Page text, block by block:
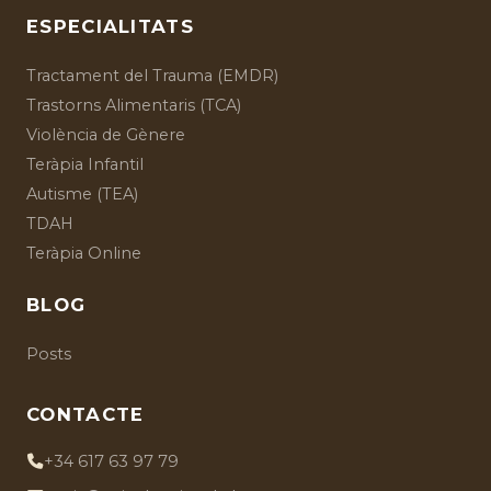
ESPECIALITATS
Tractament del Trauma (EMDR)
Trastorns Alimentaris (TCA)
Violència de Gènere
Teràpia Infantil
Autisme (TEA)
TDAH
Teràpia Online
BLOG
Posts
CONTACTE
+34 617 63 97 79